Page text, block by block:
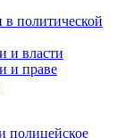
в политической
и власти
и праве
полицейское